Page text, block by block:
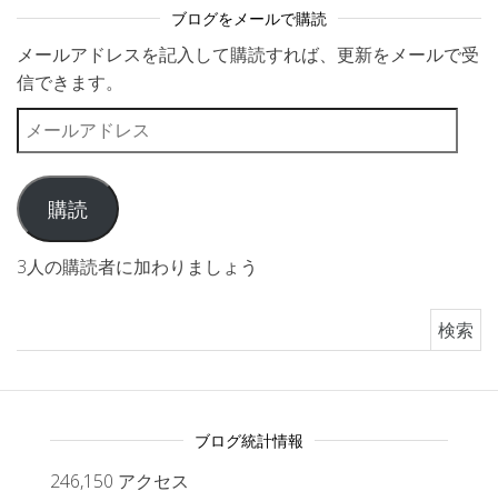
ブログをメールで購読
メールアドレスを記入して購読すれば、更新をメールで受
信できます。
メールアドレス
購読
3人の購読者に加わりましょう
ブログ統計情報
246,150 アクセス